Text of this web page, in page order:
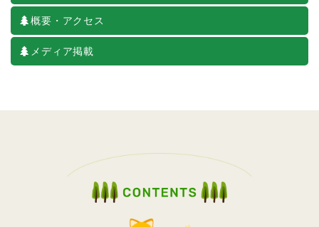
（2021年4月～2022年3月生）年長クラス（2020年4月～
2021年3月生）
小学校受験をお考えのお子様を対象に、年長から
年少までの縦割りで、
楽しく学べる特別講習です。受験に必要な行動観
目指すお子様にとっては、無理なく教室での授業
になじむきっかけになります。また、フォレスト
幼児教室で開催される特別企画の会などにご参加
が可能です。情報交換会やコミュニケーションを
概要・アクセス
メディア掲載